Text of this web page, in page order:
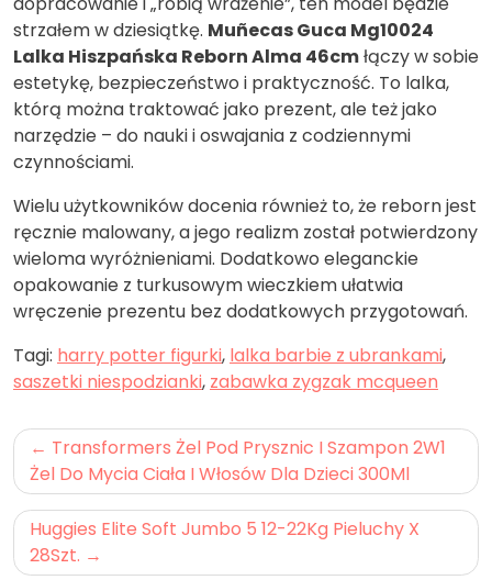
strzałem w dziesiątkę. Muñecas Guca Mg10024
Lalka Hiszpańska Reborn Alma 46cmłączy w sobie
estetykę, bezpieczeństwo i praktyczność. To lalka,
którą można traktować jako prezent, ale też jako
narzędzie – do nauki i oswajania z codziennymi
czynnościami.
Wielu użytkowników docenia również to, że reborn jest
ręcznie malowany, a jego realizm został potwierdzony
wieloma wyróżnieniami. Dodatkowo eleganckie
opakowanie z turkusowym wieczkiem ułatwia
wręczenie prezentu bez dodatkowych przygotowań.
Tagi: harry potter figurki, lalka barbie z ubrankami,
saszetki niespodzianki, zabawka zygzak mcqueen
Nawigacja
wpisu
Transformers Żel Pod Prysznic I Szampon 2W1
Żel Do Mycia Ciała I Włosów Dla Dzieci 300Ml
Huggies Elite Soft Jumbo 5 12-22Kg Pieluchy X
28Szt.